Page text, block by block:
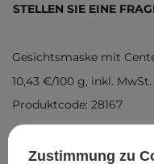
STELLEN SIE EINE
Gesichtsmaske mit
10,43 €/100 g, inkl. MwSt.
Produktcode: 28167
Zustimmung zu